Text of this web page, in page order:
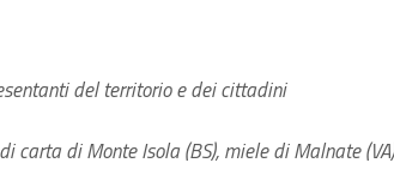
del territorio e dei cittadini
carta di Monte Isola (BS), miele di Malnate (VA)